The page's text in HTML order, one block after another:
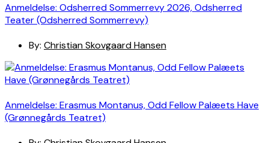
Anmeldelse: Odsherred Sommerrevy 2026, Odsherred
Teater (Odsherred Sommerrevy)
By: Christian Skovgaard Hansen
Anmeldelse: Erasmus Montanus, Odd Fellow Palæets Have
(Grønnegårds Teatret)